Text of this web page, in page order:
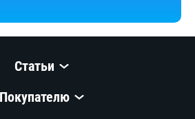
Статьи
Покупателю